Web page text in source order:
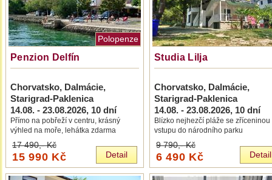
Penzion Delfín
Chorvatsko, Dalmácie,
Starigrad-Paklenica
14.08. - 23.08.2026, 10 dní
Přímo na pobřeží v centru, krásný
výhled na moře, lehátka zdarma
Polopenze
17 490,-Kč
15 990 Kč Detail
Studia Lilja
Chorvatsko, Dalmácie,
Starigrad-Paklenica
14.08. - 23.08.2026, 10 dní
Blízko nejhezčí pláže se zříceninou
vstupu do národního parku
9 790,-Kč
6 490 Kč Detail